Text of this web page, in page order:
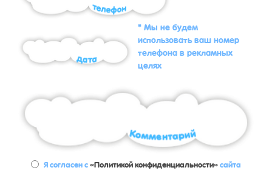
* Мы не будем
использовать ваш номер
телефона в рекламных
целях
Я согласен с«Политикой конфиденциальности»сайта